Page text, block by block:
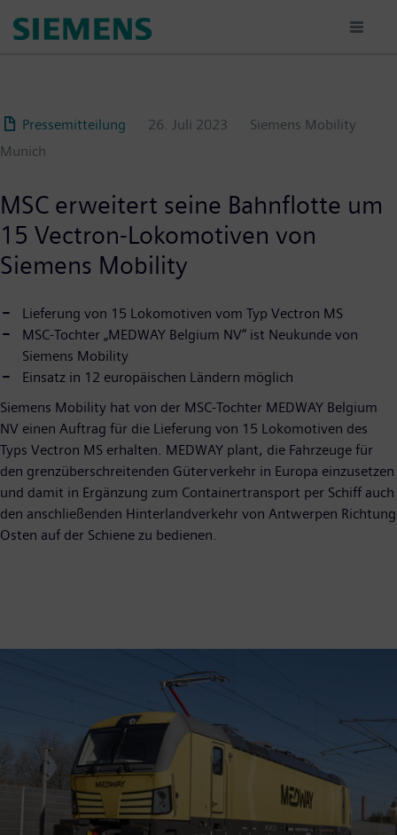
para
Pressemitteilung
26. Juli 2023
Siemens Mobility
Munich
MSC erweitert seine Bahnflotte um
15 Vectron-Lokomotiven von
Siemens Mobility
Lieferung von 15 Lokomotiven vom Typ Vectron MS
MSC-Tochter „MEDWAY Belgium NV“ ist Neukunde von
Siemens Mobility
Einsatz in 12 europäischen Ländern möglich
Siemens Mobility hat von der MSC-Tochter MEDWAY Belgium
NV einen Auftrag für die Lieferung von 15 Lokomotiven des
Typs Vectron MS erhalten. MEDWAY plant, die Fahrzeuge für
den grenzüberschreitenden Güterverkehr in Europa einzusetzen
und damit in Ergänzung zum Containertransport per Schiff auch
den anschließenden Hinterlandverkehr von Antwerpen Richtung
Osten auf der Schiene zu bedienen.